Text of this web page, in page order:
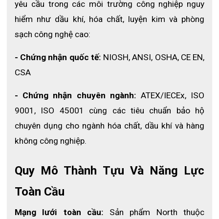
yêu cầu trong các môi trường công nghiệp nguy
hiểm như dầu khí, hóa chất, luyện kim và phòng
sạch công nghệ cao:
- Chứng nhận quốc tế: NIOSH, ANSI, OSHA, CE EN,
CSA
- Chứng nhận chuyên ngành: ATEX/IECEx, ISO
9001, ISO 45001 cùng các tiêu chuẩn bảo hộ
chuyên dụng cho ngành hóa chất, dầu khí và hàng
không công nghiệp.
Quy Mô Thành Tựu Và Năng Lực
Toàn Cầu
Mạng lưới toàn cầu: Sản phẩm North thuộc